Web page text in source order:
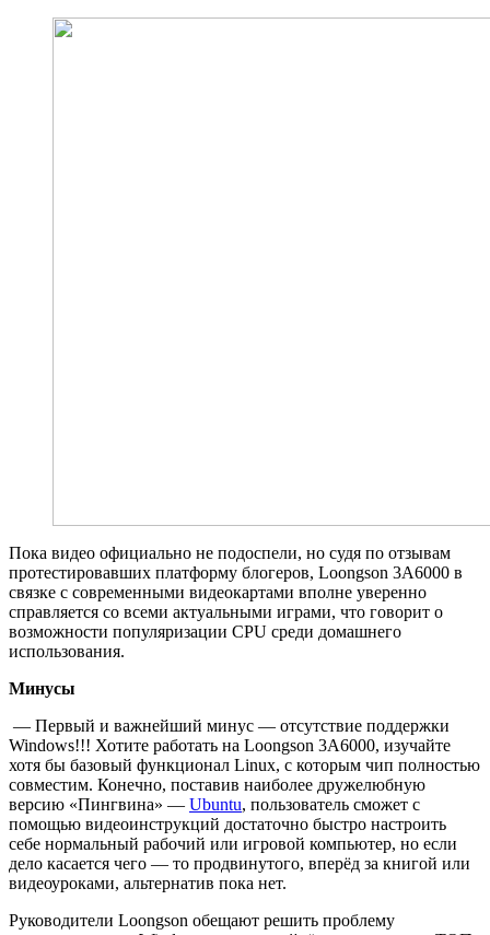
Пока видео официально не подоспели, но судя по отзывам
протестировавших платформу блогеров, Loongson 3A6000 в
связке с современными видеокартами вполне уверенно
справляется со всеми актуальными играми, что говорит о
возможности популяризации CPU среди домашнего
использования.
Минусы
— Первый и важнейший минус — отсутствие поддержки
Windows!!! Хотите работать на Loongson 3A6000, изучайте
хотя бы базовый функционал Linux, с которым чип полностью
совместим. Конечно, поставив наиболее дружелюбную
версию «Пингвина» — Ubuntu, пользователь сможет с
помощью видеоинструкций достаточно быстро настроить
себе нормальный рабочий или игровой компьютер, но если
дело касается чего — то продвинутого, вперёд за книгой или
видеоуроками, альтернатив пока нет.
Руководители Loongson обещают решить проблему